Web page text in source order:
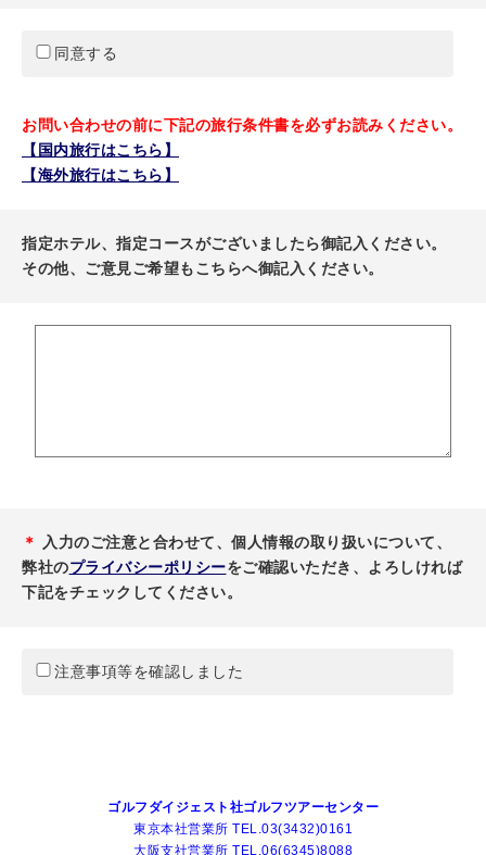
同意する
お問い合わせの前に下記の旅行条件書を必ずお読みください。
【国内旅行はこちら】
【海外旅行はこちら】
指定ホテル、指定コースがございましたら御記入ください。
その他、ご意見ご希望もこちらへ御記入ください。
＊
入力のご注意と合わせて、個人情報の取り扱いについて、
弊社のプライバシーポリシーをご確認いただき、よろしければ
下記をチェックしてください。
注意事項等を確認しました
ゴルフダイジェスト社ゴルフツアーセンター
東京本社営業所 TEL.03(3432)0161
大阪支社営業所 TEL.06(6345)8088